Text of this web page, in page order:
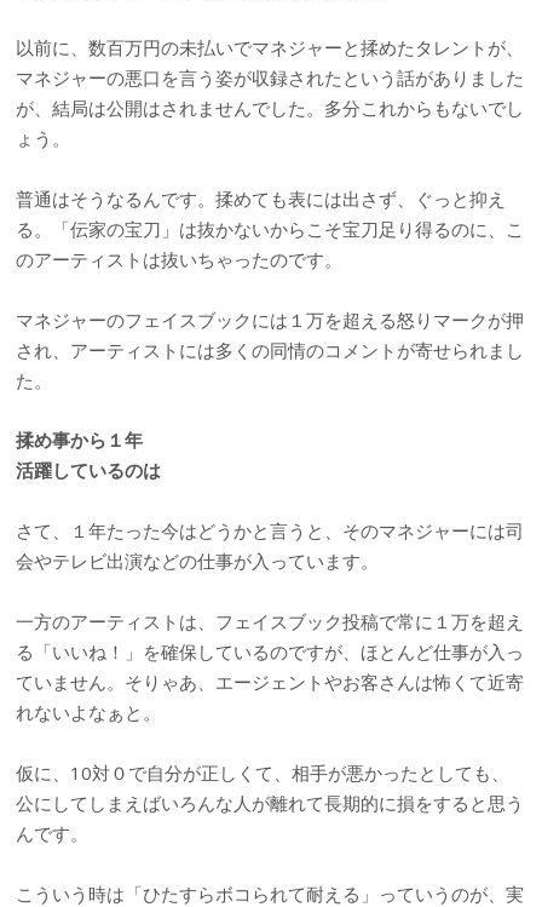
以前に、数百万円の未払いでマネジャーと揉めたタレントが、
マネジャーの悪口を言う姿が収録されたという話がありました
が、結局は公開はされませんでした。多分これからもないでし
ょう。
普通はそうなるんです。揉めても表には出さず、ぐっと抑え
る。「伝家の宝刀」は抜かないからこそ宝刀足り得るのに、こ
のアーティストは抜いちゃったのです。
マネジャーのフェイスブックには１万を超える怒りマークが押
され、アーティストには多くの同情のコメントが寄せられまし
た。
揉め事から１年
活躍しているのは
さて、１年たった今はどうかと言うと、そのマネジャーには司
会やテレビ出演などの仕事が入っています。
一方のアーティストは、フェイスブック投稿で常に１万を超え
る「いいね！」を確保しているのですが、ほとんど仕事が入っ
ていません。そりゃあ、エージェントやお客さんは怖くて近寄
れないよなぁと。
仮に、10対０で自分が正しくて、相手が悪かったとしても、
公にしてしまえばいろんな人が離れて長期的に損をすると思う
んです。
こういう時は「ひたすらボコられて耐える」っていうのが、実